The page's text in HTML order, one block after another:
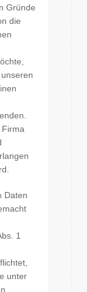
Gründe
die
Daten
1
unter